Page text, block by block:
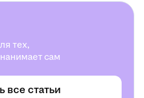
тех,
сам
все статьи